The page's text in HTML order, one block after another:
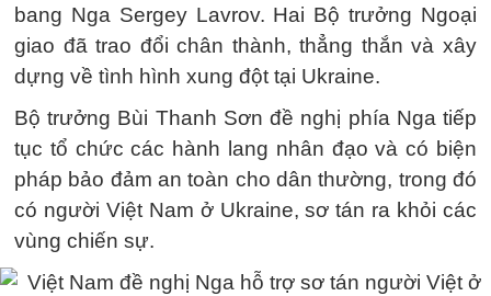
bang Nga Sergey Lavrov. Hai Bộ trưởng Ngoại
giao đã trao đổi chân thành, thẳng thắn và xây
dựng về tình hình xung đột tại Ukraine.
Bộ trưởng Bùi Thanh Sơn đề nghị phía Nga tiếp
tục tổ chức các hành lang nhân đạo và có biện
pháp bảo đảm an toàn cho dân thường, trong đó
có người Việt Nam ở Ukraine, sơ tán ra khỏi các
vùng chiến sự.